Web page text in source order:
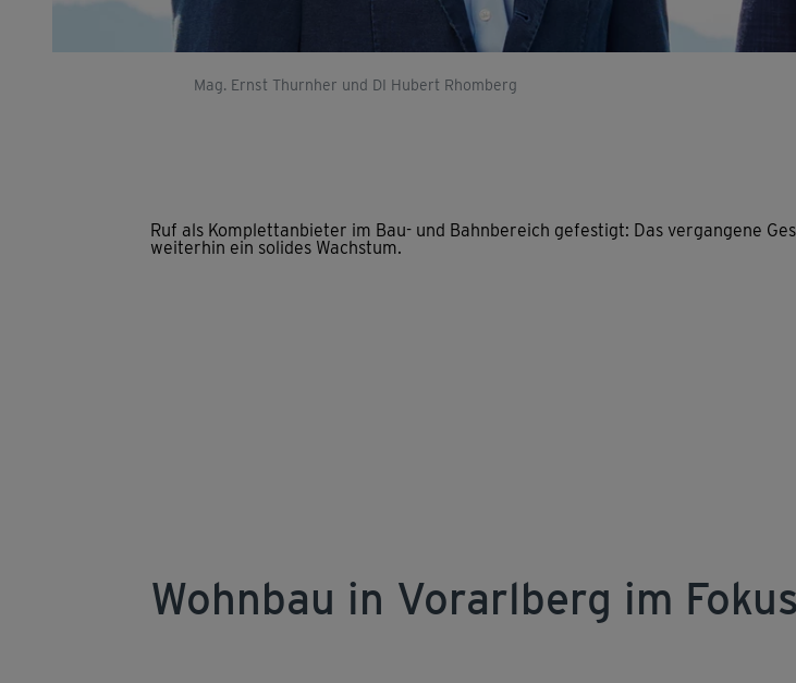
Mag. Ernst Thurnher und DI Hubert Rhomberg
Ruf als Komplettanbieter im Bau- und Bahnbereich gefestigt: Das vergangene
weiterhin ein solides Wachstum.
Wohnbau in Vorarlberg im Fokus